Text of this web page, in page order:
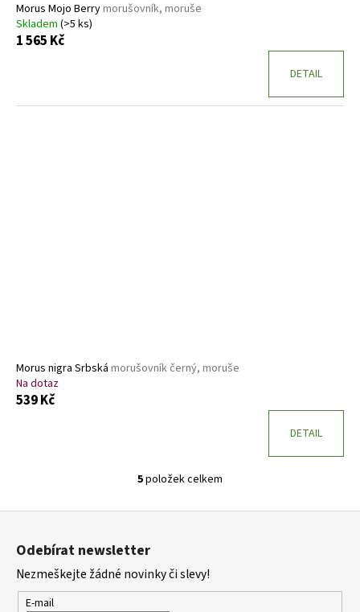
Morus Mojo Berrymorušovník, moruše
Skladem (>5 ks)
1 565 Kč
DETAIL
Morus nigra Srbská morušovník černý, moruše
Na dotaz
539 Kč
DETAIL
O
v
a
c
5položek celkem
Z
Odebírat newsletter
Nezmeškejte žádné novinky či slevy!
E-mail